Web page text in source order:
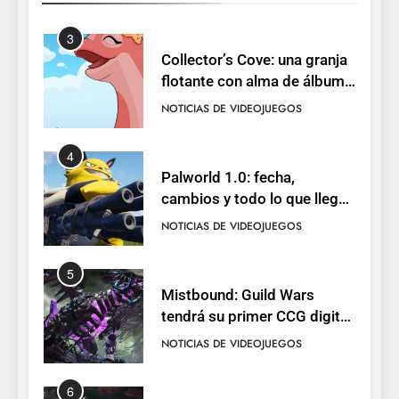
pack
3
Collector’s Cove: una granja
flotante con alma de álbum
de cromos
NOTICIAS DE VIDEOJUEGOS
4
Palworld 1.0: fecha,
cambios y todo lo que llega
con el lanzamiento
NOTICIAS DE VIDEOJUEGOS
5
Mistbound: Guild Wars
tendrá su primer CCG digital
para PC y móviles
NOTICIAS DE VIDEOJUEGOS
6